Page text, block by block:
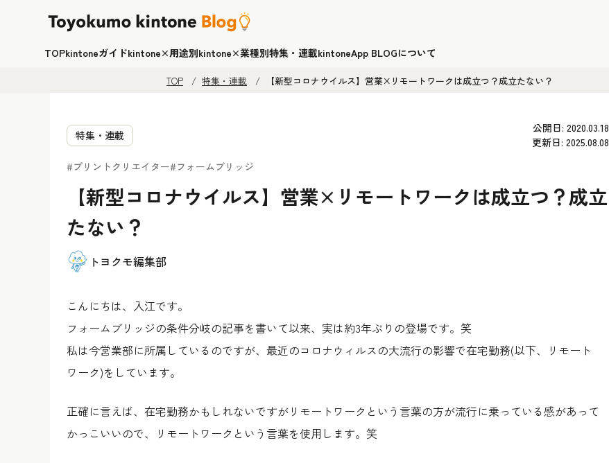
TOPkintoneガイドkintone×用途別kintone×業種別特集・連載kintoneApp BLOGについて
TOP 特集・連載 【新型コロナウイルス】営業×リモートワークは成立つ？成立たない？
特集・連載
公開日: 2020.03.18
更新日: 2025.08.08
#プリントクリエイター#フォームブリッジ
【新型コロナウイルス】営業×リモートワークは成立つ？成立
たない？
トヨクモ編集部
こんにちは、入江です。
フォームブリッジの条件分岐の記事を書いて以来、実は約3年ぶりの登場です。笑
私は今営業部に所属しているのですが、最近のコロナウィルスの大流行の影響で在宅勤務(以下、リモート
ワーク)をしています。
正確に言えば、在宅勤務かもしれないですがリモートワークという言葉の方が流行に乗っている感があって
かっこいいので、リモートワークという言葉を使用します。笑